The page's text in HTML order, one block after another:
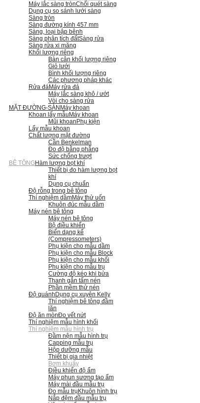
Máy lắc sàng trònChổi quét sàng
Dụng cụ so sánh lưới sàng
Sàng tròn
Sàng đường kính 457 mm
Sàng, loại bập bênh
Sàng phân tích đấtSàng rửa
Sàng rửa xi măng
Khối lượng riêng
Bàn cân khối lượng riêng
Giỏ lưới
Bình khối lượng riêng
Các phương pháp khác
Rửa đáMáy rửa đá
Máy lắc sàng khô / ướt
Vòi cho sàng rửa
MẶT ĐƯỜNG-SÀN Máy khoan
Khoan lấy mẫu Máy khoan
Mũi khoan Phụ kiện
Lấy mẫu khoan
Chất lượng mặt đường
Cần Benkelman
Đo độ bằng phẳng
Sức chống trượt
BÊ TÔNGHàm lượng bọt khí
Thiết bị đo hàm lượng bọt
khí
Dụng cụ chuẩn
Độ rỗng trong bê tông
Thí nghiệm dầmMáy thử uốn
Khuôn đúc mẫu dầm
Máy nén bê tông
Máy nén bê tông
Bộ điều khiển
Biến dạng kế
(Compressometers)
Phụ kiện cho mẫu dầm
Phụ kiện cho mẫu Block
Phụ kiện cho mẫu khối
Phụ kiện cho mẫu trụ
Cường độ kéo khi bửa
Thanh gắn tấm nén
Phần mềm thử nén
Độ quánh Dụng cụ xuyên Kelly
Thí nghiệm bê tông đầm
lăn
Độ ăn mònĐo vết nứt
Thí nghiệm mẫu hình khối
Thí nghiệm mẫu hình trụ
Đầm nện mẫu hình trụ
Capping mẫu trụ
Hộp dưỡng mẫu
Thiết bị gia nhiệt
Bơm khuấy
Điều khiển độ ẩm
Máy phun sương tạo ẩm
Máy mài đầu mẫu trụ
Đo mẫu trụ Khuôn hình trụ
Nắp đệm đầu mẫu trụ